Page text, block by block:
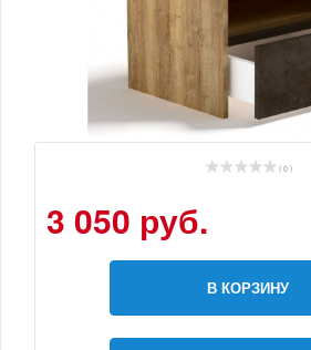
( 0 )
3 050 руб.
В КОРЗИНУ